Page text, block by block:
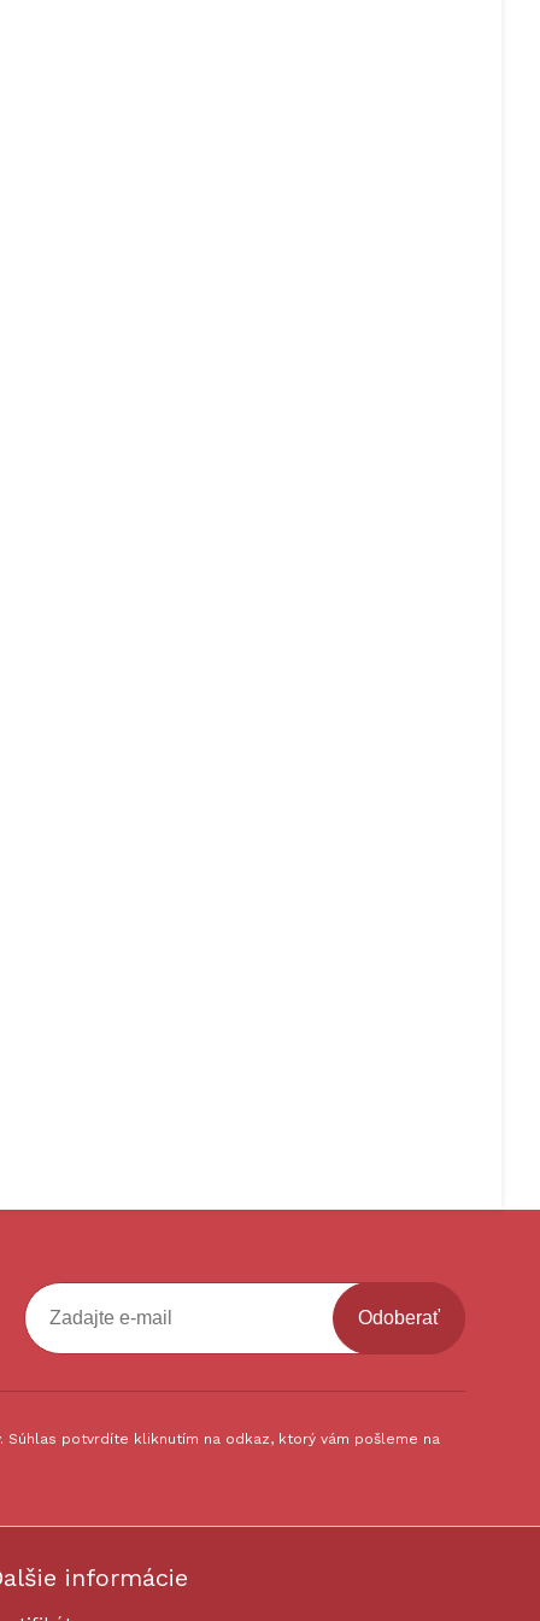
Odoberať
potvrdíte kliknutím na odkaz, ktorý vám pošleme na
informácie